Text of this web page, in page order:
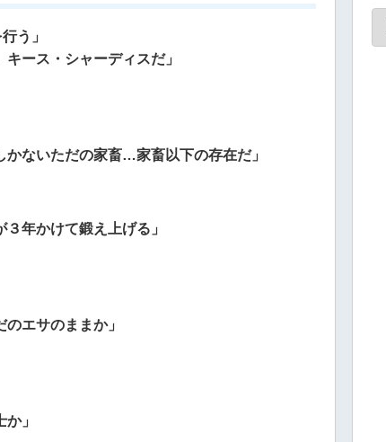
う」
ース・シャーディスだ」
かないただの家畜…家畜以下の存在だ」
年かけて鍛え上げる」
エサのままか」
」